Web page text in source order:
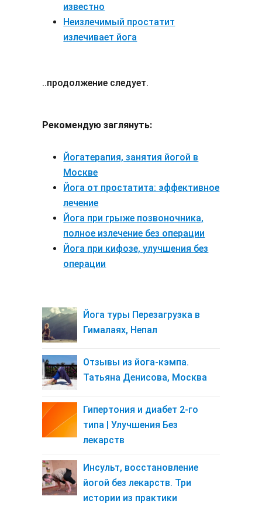
известно
Неизлечимый простатит
излечивает йога
..продолжение следует.
Рекомендую заглянуть:
Йогатерапия, занятия йогой в
Москве
Йога от простатита: эффективное
лечение
Йога при грыже позвоночника,
полное излечение без операции
Йога при кифозе, улучшения без
операции
Йога туры Перезагрузка в
Гималаях, Непал
Отзывы из йога-кэмпа.
Татьяна Денисова, Москва
Гипертония и диабет 2-го
типа | Улучшения Без
лекарств
Инсульт, восстановление
йогой без лекарств. Три
истории из практики